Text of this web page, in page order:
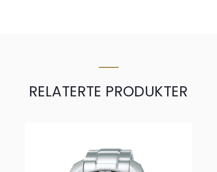
RELATERTE PRODUKTER